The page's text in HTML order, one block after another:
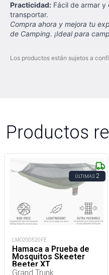
Practicidad: Fácil de armar y
transportar.
Compra ahora y mejora tu
de Camping. ¡Ideal para
Los productos están sujetos a
Productos
ÚLTIMAS2
LMO200520FE
Hamaca a Prueba de
Mosquitos Skeeter
Beeter XT
Grand Trunk